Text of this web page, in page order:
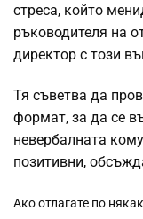
стреса, който
ръководителя на
директор с този
Тя съветва да
формат, за да се
невербалната
позитивни,
Ако отлагате по